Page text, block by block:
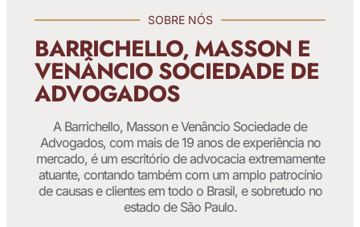
SOBRE NÓS
BARRICHELLO, MASSON E
VENÂNCIO SOCIEDADE DE
ADVOGADOS
A Barrichello, Masson e Venâncio Sociedade de
Advogados, com mais de 19 anos de experiência no
mercado, é um escritório de advocacia extremamente
atuante, contando também com um amplo patrocínio
de causas e clientes em todo o Brasil, e sobretudo no
estado de São Paulo.